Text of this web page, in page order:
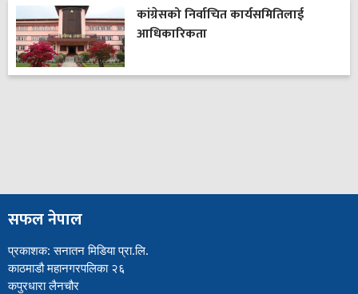
कांग्रेसको निर्वाचित कार्यसमितिलाई
आधिकारिकता
सफल नेपाल
प्रकाशक: सनातन मिडिया प्रा.लि.
काठमाडौ महानगरपलिका २६
कपुरधारा लैनचौर